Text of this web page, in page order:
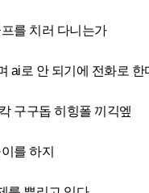
를 치러 다니는가
ai로 안 되기에 전화로 한
구구돕 히힝폴 끼긱엪
를 하지